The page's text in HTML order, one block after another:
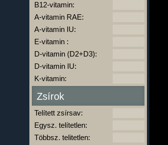
B12-vitamin:
A-vitamin RAE:
A-vitamin IU:
E-vitamin :
D-vitamin (D2+D3):
D-vitamin IU:
K-vitamin:
Zsírok
Telített zsírsav:
Egysz. telítetlen:
Többsz. telitetlen: